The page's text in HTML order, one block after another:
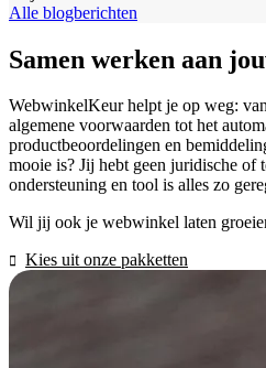
Alle blogberichten
Samen werken aan
WebwinkelKeur helpt je op weg:
algemene voorwaarden tot het
productbeoordelingen en
mooie is? Jij hebt geen juridische of
ondersteuning en tool is alles zo
Wil jij ook je webwinkel laten
Kies uit onze pakketten